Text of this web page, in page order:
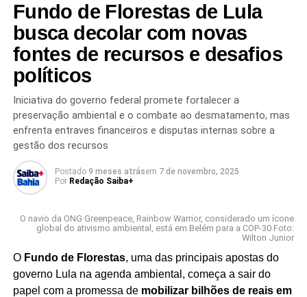
Fundo de Florestas de Lula
busca decolar com novas
fontes de recursos e desafios
políticos
Iniciativa do governo federal promete fortalecer a
preservação ambiental e o combate ao desmatamento, mas
enfrenta entraves financeiros e disputas internas sobre a
gestão dos recursos
Postado 9 meses atrásem 7 de novembro, 2025
Por Redação Saiba+
O navio da ONG Greenpeace, Rainbow Warrior, considerado um ícone
global do ativismo ambiental, está em Belém para a COP-30 Foto:
Wilton Junior
O Fundo de Florestas, uma das principais apostas do
governo Lula na agenda ambiental, começa a sair do
papel com a promessa de mobilizar bilhões de reais em